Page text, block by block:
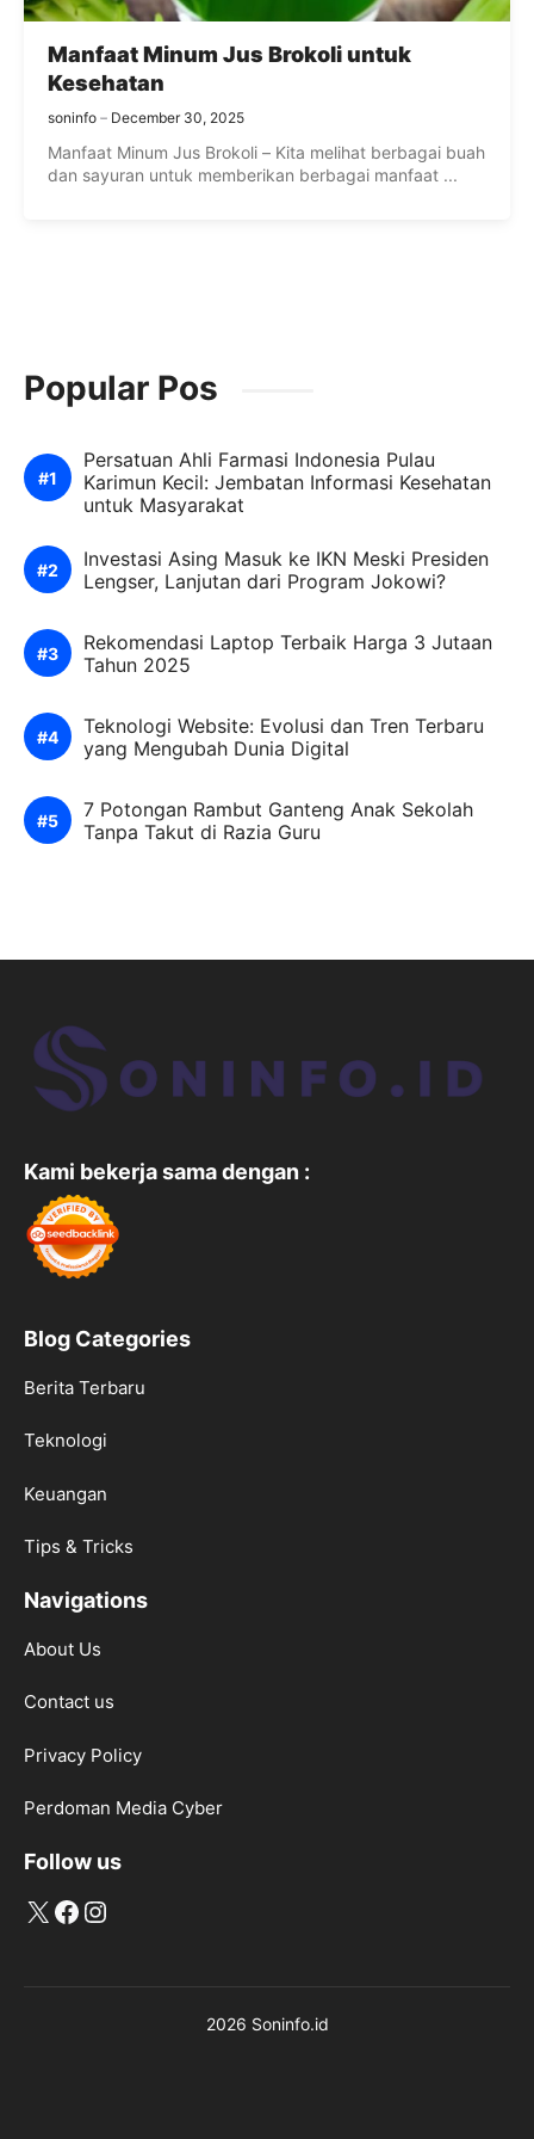
Manfaat Minum Jus Brokoli untuk
Kesehatan
soninfo December 30, 2025
Manfaat Minum Jus Brokoli – Kita melihat berbagai buah
dan sayuran untuk memberikan berbagai manfaat ...
Popular Pos
Persatuan Ahli Farmasi Indonesia Pulau
Karimun Kecil: Jembatan Informasi Kesehatan
untuk Masyarakat
Investasi Asing Masuk ke IKN Meski Presiden
Lengser, Lanjutan dari Program Jokowi?
Rekomendasi Laptop Terbaik Harga 3 Jutaan
Tahun 2025
Teknologi Website: Evolusi dan Tren Terbaru
yang Mengubah Dunia Digital
7 Potongan Rambut Ganteng Anak Sekolah
Tanpa Takut di Razia Guru
Kami bekerja sama dengan :
Blog Categories
Berita Terbaru
Teknologi
Keuangan
Tips & Tricks
Navigations
About Us
Contact us
Privacy Policy
Perdoman Media Cyber
Follow us
X Facebook
Instagram
2026 Soninfo.id